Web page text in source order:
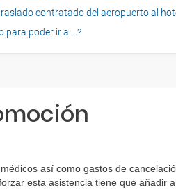
contratado del aeropuerto al
para poder ir a ...?
así como gastos de
esta asistencia tiene que añadir